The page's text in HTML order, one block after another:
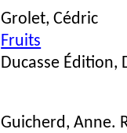
Grolet, Cédric
Fruits
Ducasse Édition,
Guicherd, Anne.